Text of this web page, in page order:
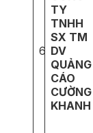
6
TY
TNHH
SX TM
DV
QUẢNG
CÁO
CƯỜNG
KHANH